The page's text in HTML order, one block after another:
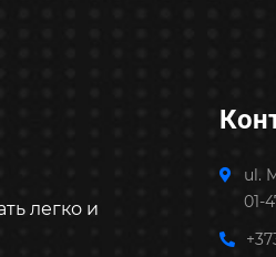
легко и
ul.
01-